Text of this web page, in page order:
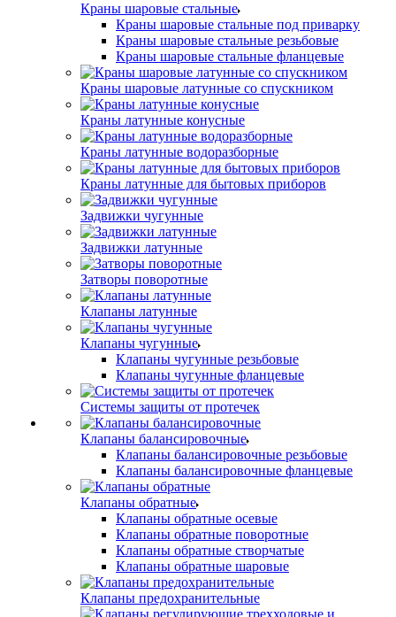
Краны шаровые стальные
Краны шаровые стальные под приварку
Краны шаровые стальные резьбовые
Краны шаровые стальные фланцевые
Краны шаровые латунные со спускником
Краны латунные конусные
Краны латунные водоразборные
Краны латунные для бытовых приборов
Задвижки чугунные
Задвижки латунные
Затворы поворотные
Клапаны латунные
Клапаны чугунные
Клапаны чугунные резьбовые
Клапаны чугунные фланцевые
Системы защиты от протечек
Клапаны балансировочные
Клапаны балансировочные резьбовые
Клапаны балансировочные фланцевые
Клапаны обратные
Клапаны обратные осевые
Клапаны обратные поворотные
Клапаны обратные створчатые
Клапаны обратные шаровые
Клапаны предохранительные